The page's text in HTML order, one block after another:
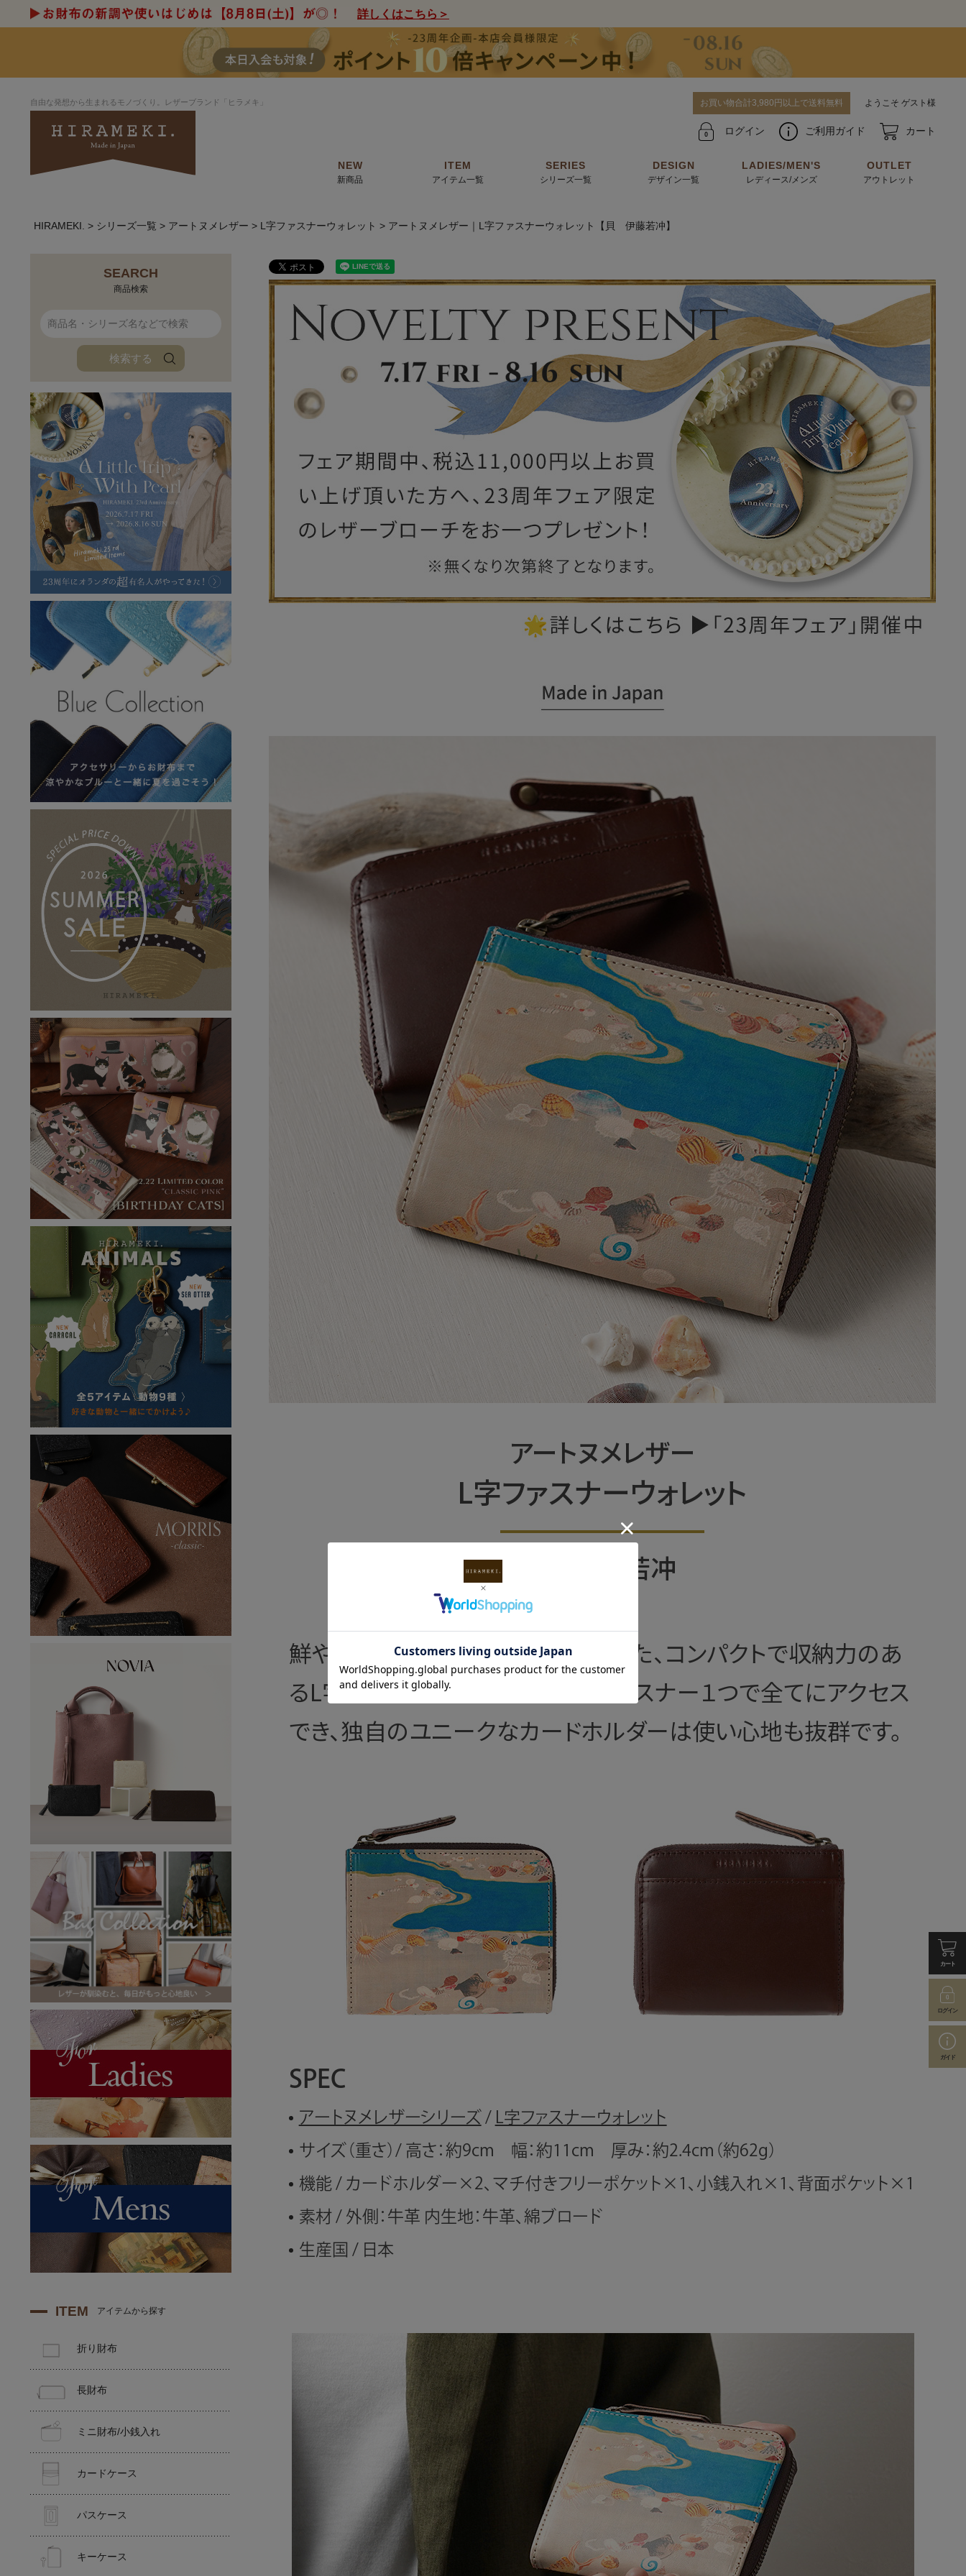
詳しくはこちら＞
自由な発想から生まれるモノづくり。レザーブランド「ヒラメキ」 お買い物合計3,980円以上で送料無料 ようこそ ゲスト様
ログイン ご利用ガイド カート
NEW
新商品
ITEM
アイテム一覧
長財布 パスケース
バッグ チャーム・キーホルダー アクセサリー レザーケア用品 その他
SERIES
シリーズ一覧
シーナリーオブザコメット
ブルーアート シャーク ルリユール
アニマルズ
イタリアンレザー ブライトン
ローダ アートレザーバッグ
アートフラグメント
ハレノヒプロジェクト
DESIGN
デザイン一覧
アートから探す マテリアルから探す
LADIES/MEN'S
レディース/メンズ
For ladies
OUTLET
アウトレット
HIRAMEKI. シリーズ一覧 アートヌメレザー L字ファスナーウォレット アートヌメレザー｜L字ファスナーウォレット【貝 伊藤若冲】
SEARCH
商品検索
検索する
ITEM アイテムから探す
折り財布
長財布
ミニ財布/小銭入れ
カードケース
パスケース
キーケース
アートヌメレザー
L字ファスナーウォレット
貝 | 伊藤若冲
鮮やかなアートヌメレザーを使用した、コンパクトで収納力のあ
るL字ファスナーウォレットです。ファスナー１つで全てにアクセス
でき、独自のユニークなカードホルダーは使い心地も抜群です。
SPEC
アートヌメレザーシリーズ/
L字ファスナーウォレット
サイズ（重さ）/ 高さ：約9cm 幅：約11cm 厚み：約2.4cm（約62g）
機能 / カードホルダー×2、マチ付きフリーポケット×1、小銭入れ×1、背面ポケット×1
素材 / 外側：牛革 内生地：牛革、綿ブロード
生産国 / 日本
カート
ログイン
ガイド